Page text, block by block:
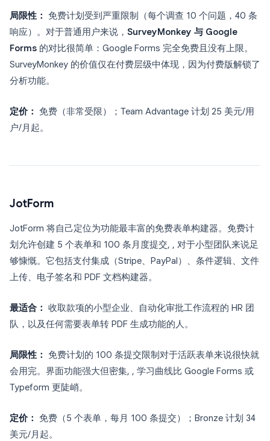
局限性： 免费计划受到严重限制（每个调查 10 个问题，40 条
响应）。对于普通用户来说， SurveyMonkey 与 Google
Forms 的对比很简单：Google Forms 完全免费且没有上限。
SurveyMonkey 的价值仅在付费层级中体现，因为付费版解锁了
分析功能。
定价： 免费（非常受限）；Team Advantage 计划 25 美元/用
户/月起。
JotForm
JotForm 将自己定位为功能最丰富的免费表单构建器。免费计
划允许创建 5 个表单和 100 条月度提交, , 对于小型团队来说足
够慷慨。它包括支付集成（Stripe、PayPal）、条件逻辑、文件
上传、电子签名和 PDF 文档构建器。
最适合： 收取款项的小型企业、自动化审批工作流程的 HR 团
队，以及任何需要表单转 PDF 生成功能的人。
局限性： 免费计划的 100 条提交限制对于活跃表单来说很快就
会用完。界面功能强大但密集, , 学习曲线比 Google Forms 或
Typeform 更陡峭。
定价： 免费（5 个表单，每月 100 条提交）；Bronze 计划 34
美元/月起。